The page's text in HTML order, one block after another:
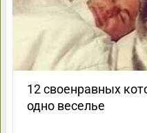
12 своенравных
одно веселье